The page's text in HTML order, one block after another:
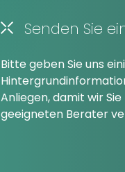
Senden Sie
Bitte geben Sie uns
Anliegen, damit wir
geeigneten Berater